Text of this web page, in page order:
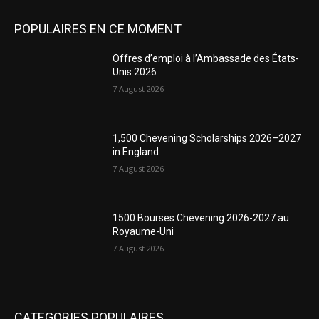
POPULAIRES EN CE MOMENT
Offres d’emploi à l’Ambassade des États-
Unis 2026
7 August 2026
1,500 Chevening Scholarships 2026–2027
in England
7 August 2026
1500 Bourses Chevening 2026-2027 au
Royaume-Uni
7 August 2026